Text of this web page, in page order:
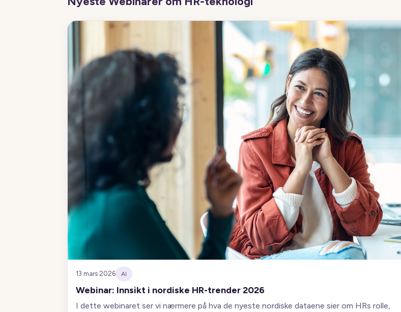
13 mars 2026 AI
Webinar: Innsikt i nordiske HR-trender 2026
I dette webinaret ser vi nærmere på hva de nyeste nordiske dataene sier om HRs rolle,